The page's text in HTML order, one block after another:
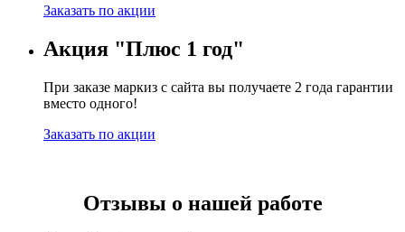
Заказать по акции
Акция "Плюс 1 год"
При заказе маркиз с сайта вы получаете 2 года гарантии
вместо одного!
Заказать по акции
Отзывы о нашей работе